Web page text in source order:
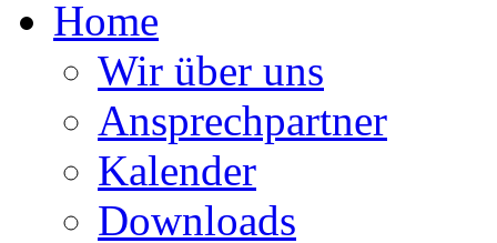
Home
Wir über uns
Ansprechpartner
Kalender
Downloads